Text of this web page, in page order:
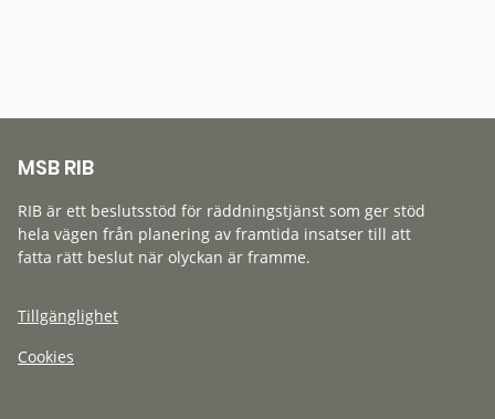
MSB RIB
RIB är ett beslutsstöd för räddningstjänst som ger stöd
hela vägen från planering av framtida insatser till att
fatta rätt beslut när olyckan är framme.
Tillgänglighet
Cookies